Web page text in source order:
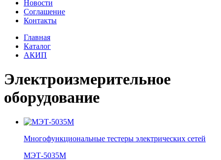
Новости
Соглашение
Контакты
Главная
Каталог
АКИП
Электроизмерительное
оборудование
Многофункциональные тестеры электрических сетей
МЭТ-5035М